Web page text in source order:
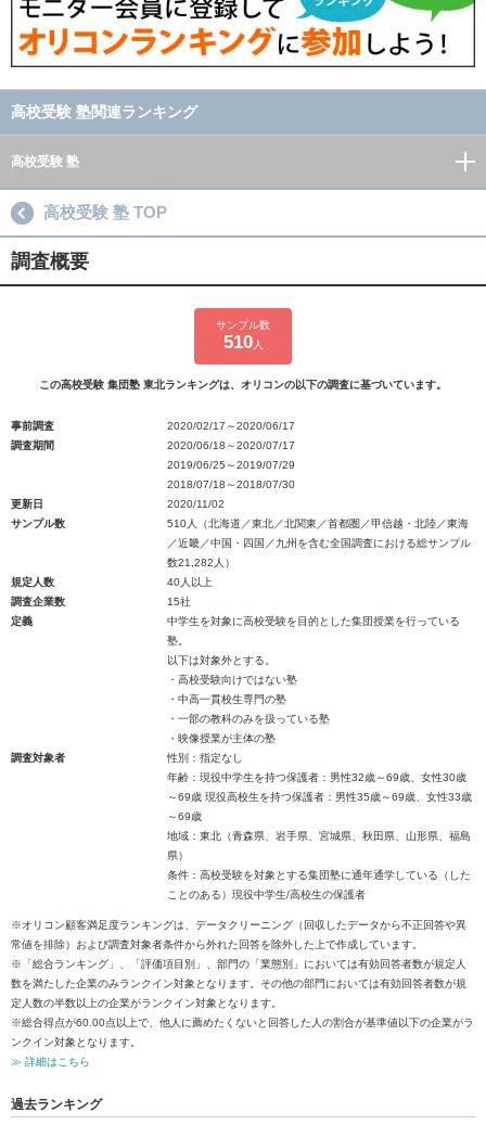
高校受験 塾関連ランキング
高校受験 塾
高校受験 塾 TOP
調査概要
サンプル数
510人
この高校受験 集団塾 東北ランキングは、オリコンの以下の調査に基づいています。
事前調査
2020/02/17～2020/06/17
調査期間
2020/06/18～2020/07/17
2019/06/25～2019/07/29
2018/07/18～2018/07/30
更新日
2020/11/02
サンプル数
510人（北海道／東北／北関東／首都圏／甲信越・北陸／東海
／近畿／中国・四国／九州を含む全国調査における総サンプル
数21,282人）
規定人数
40人以上
調査企業数
15社
定義
中学生を対象に高校受験を目的とした集団授業を行っている
塾。
以下は対象外とする。
・高校受験向けではない塾
・中高一貫校生専門の塾
・一部の教科のみを扱っている塾
・映像授業が主体の塾
調査対象者
性別：指定なし
年齢：現役中学生を持つ保護者：男性32歳～69歳、女性30歳
～69歳 現役高校生を持つ保護者：男性35歳～69歳、女性33歳
～69歳
地域：東北（青森県、岩手県、宮城県、秋田県、山形県、福島
県）
条件：高校受験を対象とする集団塾に通年通学している（した
ことのある）現役中学生/高校生の保護者
※オリコン顧客満足度ランキングは、データクリーニング（回収したデータから不正回答や異
常値を排除）および調査対象者条件から外れた回答を除外した上で作成しています。
※「総合ランキング」、「評価項目別」、部門の「業態別」においては有効回答者数が規定人
数を満たした企業のみランクイン対象となります。その他の部門においては有効回答者数が規
定人数の半数以上の企業がランクイン対象となります。
※総合得点が60.00点以上で、他人に薦めたくないと回答した人の割合が基準値以下の企業がラ
ンクイン対象となります。
≫ 詳細はこちら
過去ランキング